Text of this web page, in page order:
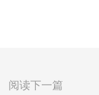
阅读下一篇